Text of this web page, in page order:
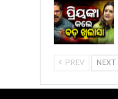
PREV NEXT